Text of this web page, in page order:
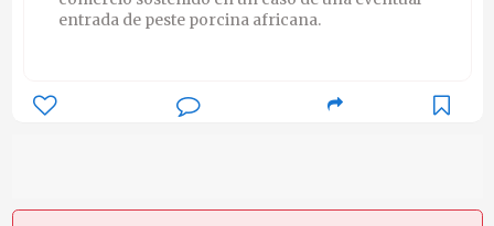
entrada de peste porcina africana.